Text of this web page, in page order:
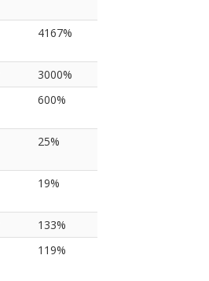
4167%
3000%
600%
25%
19%
133%
119%